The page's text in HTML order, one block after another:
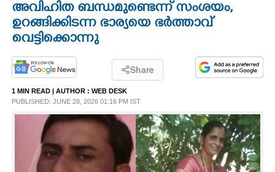
OPINION
PHOTOS
LIFESTYLE
SPIRITUAL
അവിഹിത ബന്ധമുണ്ടെന്ന് സംശയം,​
ഉറങ്ങിക്കിടന്ന ഭാര്യയെ ഭർത്താവ്
വെട്ടിക്കൊന്നു
Share
1 MIN READ | AUTHOR : WEB DESK
PUBLISHED: JUNE 28, 2026 01:16 PM IST